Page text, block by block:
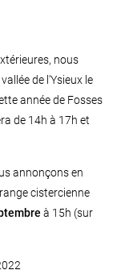
nous
de l'Ysieux le
année de Fosses
de 14h à 17h et
annonçons en
cistercienne
à 15h (sur